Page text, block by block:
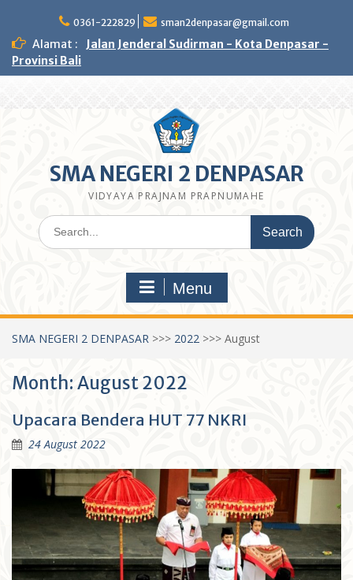
content
0361-222829 sman2denpasar@gmail.com
Alamat :
Jalan Jenderal Sudirman - Kota Denpasar -
Provinsi Bali
SMA NEGERI 2 DENPASAR
VIDYAYA PRAJNAM PRAPNUMAHE
Search
for:
Menu
SMA NEGERI 2 DENPASAR >>> 2022 >>> August
Month: August 2022
Upacara Bendera HUT 77 NKRI
24 August 2022